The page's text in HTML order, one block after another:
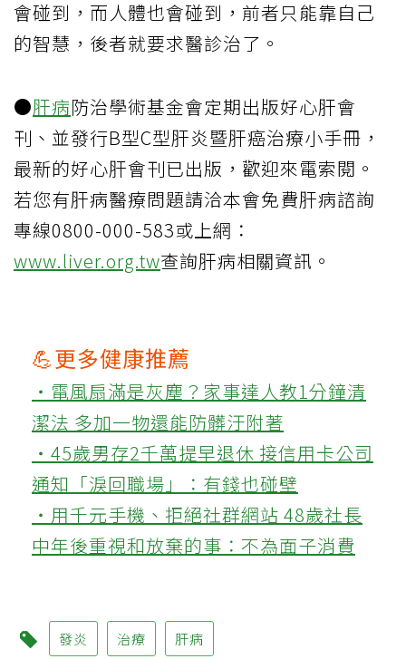
會碰到，而人體也會碰到，前者只能靠自己
的智慧，後者就要求醫診治了。
●肝病防治學術基金會定期出版好心肝會
刊、並發行B型C型肝炎暨肝癌治療小手冊，
最新的好心肝會刊已出版，歡迎來電索閱。
若您有肝病醫療問題請洽本會免費肝病諮詢
專線0800-000-583或上網：
www.liver.org.tw查詢肝病相關資訊。
💪更多健康推薦
‧電風扇滿是灰塵？家事達人教1分鐘清
潔法 多加一物還能防髒汙附著
‧45歲男存2千萬提早退休 接信用卡公司
通知「淚回職場」：有錢也碰壁
‧用千元手機、拒絕社群網站 48歲社長
中年後重視和放棄的事：不為面子消費
發炎 治療 肝病